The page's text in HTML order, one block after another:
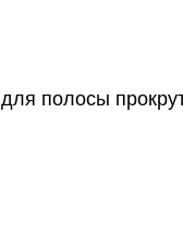
полосы